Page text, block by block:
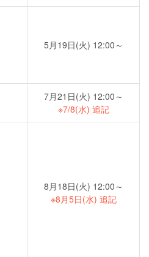
5月19日(火) 12:00～
7月21日(火) 12:00～
※7/8(水) 追記
8月18日(火) 12:00～
※8月5日(水) 追記